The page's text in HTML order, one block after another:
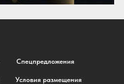
Спецпредложения
Условия размещения